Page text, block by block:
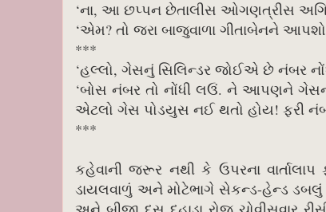
‘ના, આ છપ્પન છેતાલીસ ઓગણત્રીસ
‘એમ? તો જરા બાજુવાળા ગીતાબેનને
***
‘હલ્લો, ગેસનું સિલિન્ડર જોઈએ છે નંબર
‘બોસ નંબર તો નોંધી લઉં. ને આપણને
એટલો ગેસ પોડયુસ નઈ થતો હોય! ફરી
***
કહેવાની જરૂર નથી કે ઉપરના
ડાયલવાળું અને મોટેભાગે સેકન્ડ-હેન્ડ ડબલું